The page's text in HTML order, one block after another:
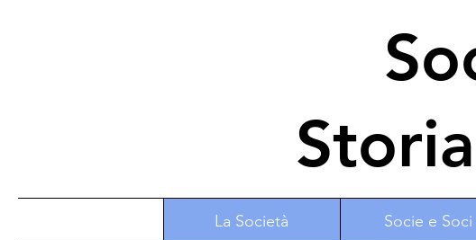
La Società Socie e Soci